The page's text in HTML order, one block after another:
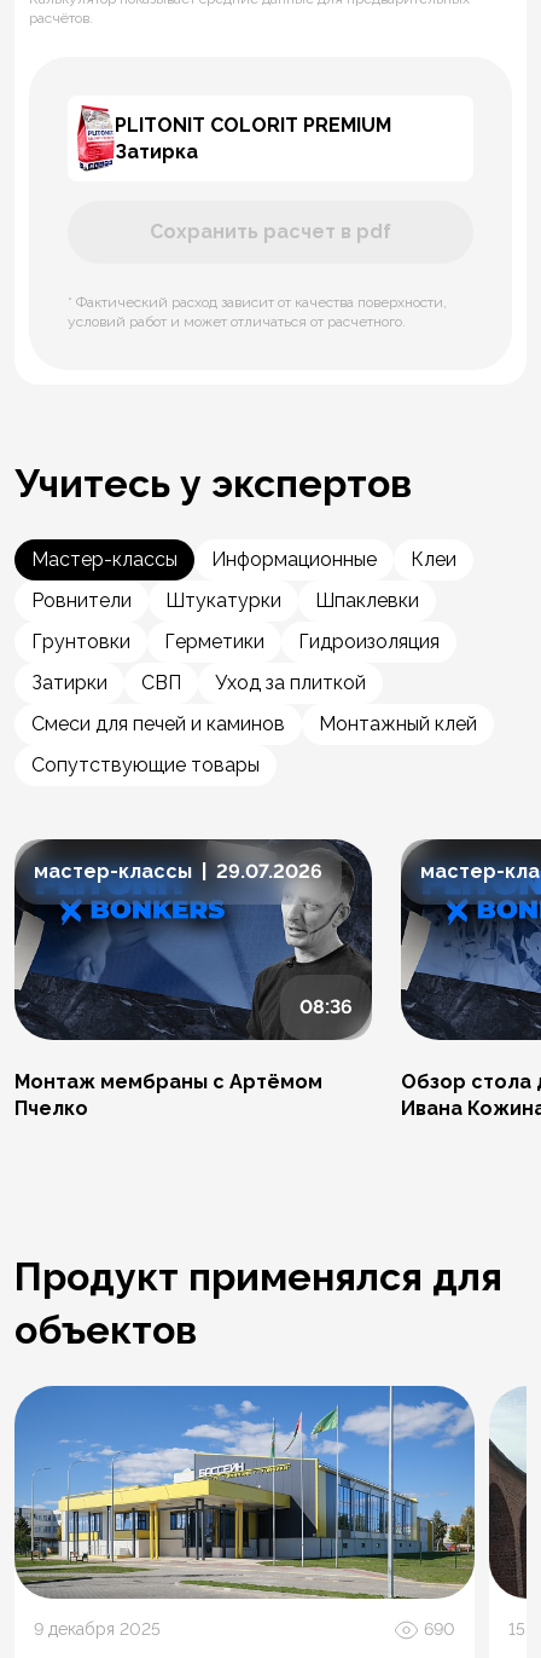
расчётов.
PLITONIT СOLORIT PREMIUM
Затирка
Сохранить расчет в pdf
* Фактический расход зависит от качества поверхности,
условий работ и может отличаться от расчетного.
Учитесь у экспертов
Мастер-классы Информационные
Клеи
Ровнители
Штукатурки
Шпаклевки
Грунтовки
Герметики
Гидроизоляция
Затирки
СВП
Уход за плиткой
Смеси для печей и каминов
Монтажный клей
Сопутствующие товары
мастер-классы | 29.07.2026
08:36
Монтаж мембраны с Артёмом
Пчелко
мастер-
Обзор стола
Ивана
Продукт применялся для
объектов
9 декабря 2025 690 15